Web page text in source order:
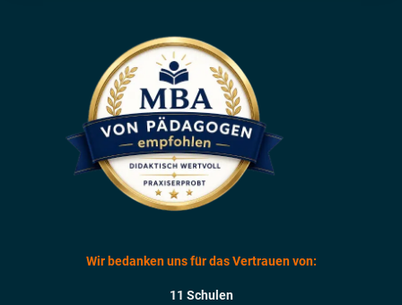
Wir bedanken uns für das Vertrauen von:
11 Schulen